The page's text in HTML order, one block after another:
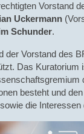
Vorstand
Uckermann
Schunder.
der Vorstand des
Das Kuratorium
besteht und den
die Interessen